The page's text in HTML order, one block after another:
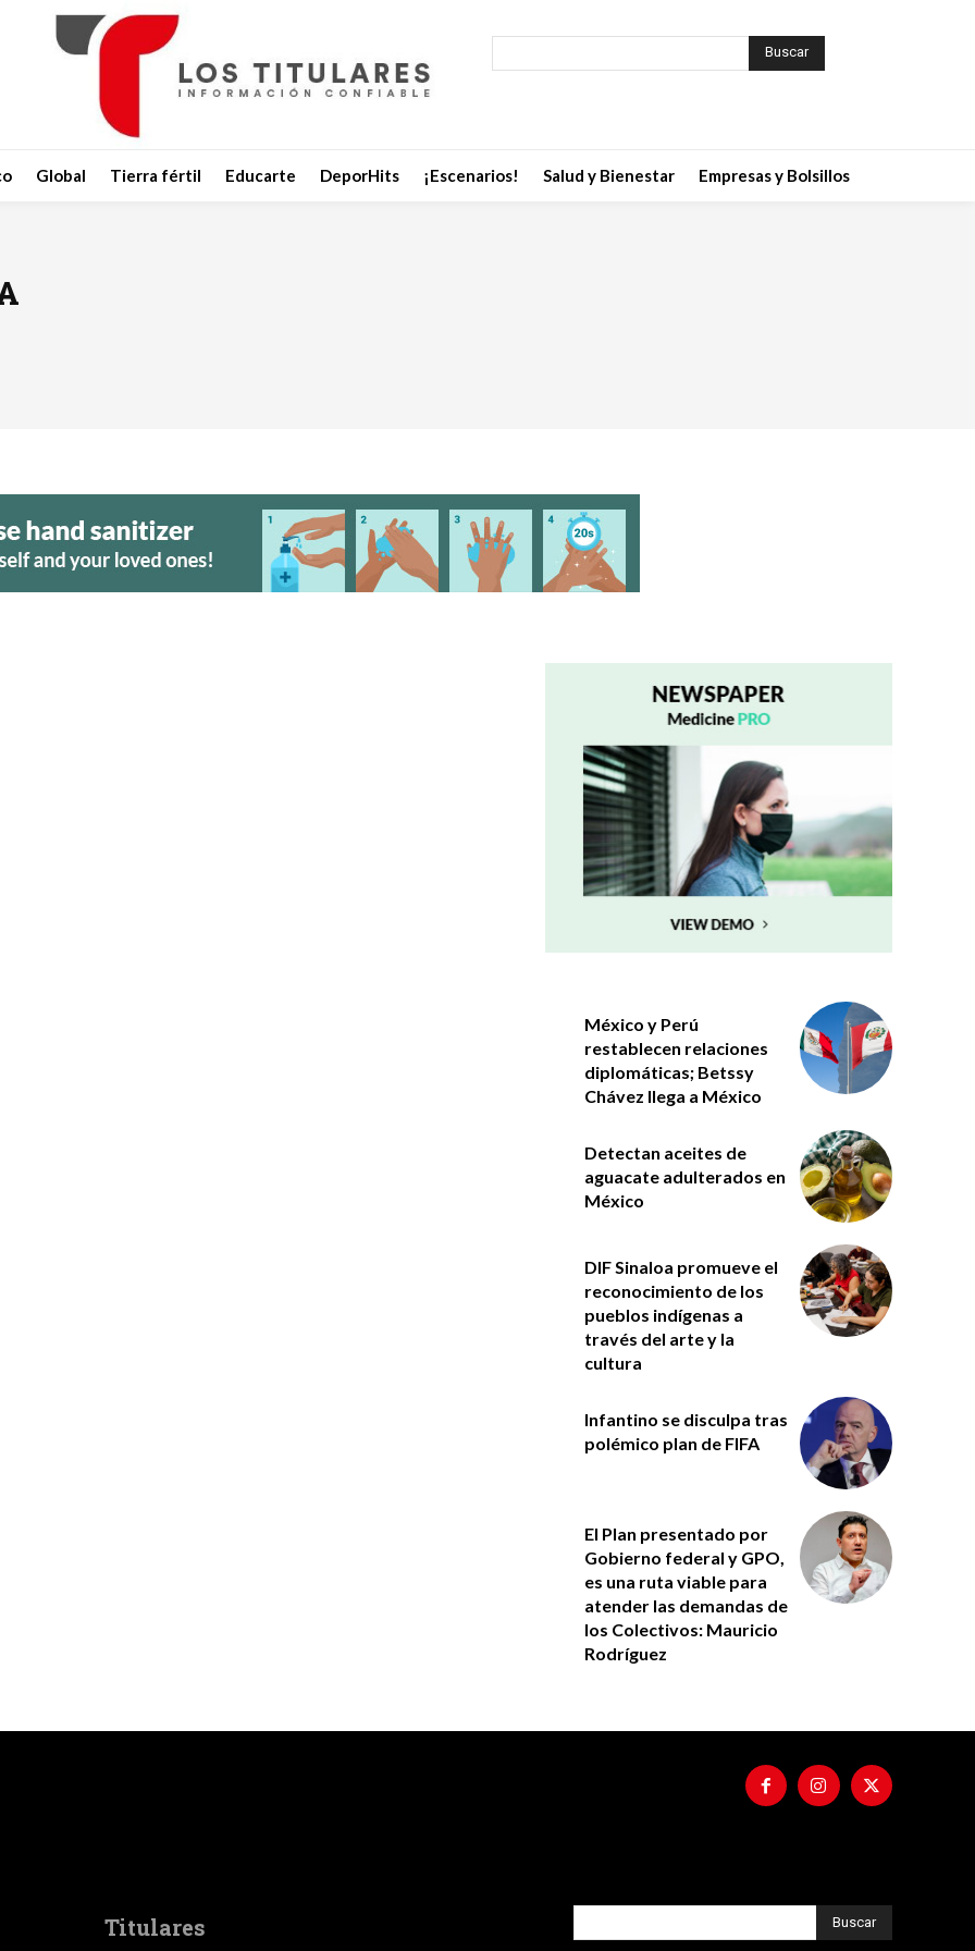
Buscar
Global Tierra fértil Educarte DeporHits ¡Escenarios! Salud y Bienestar Empresas y Bolsillos
México y Perú
restablecen relaciones
diplomáticas; Betssy
Chávez llega a México
Detectan aceites de
aguacate adulterados en
México
DIF Sinaloa promueve el
reconocimiento de los
pueblos indígenas a
través del arte y la
cultura
Infantino se disculpa tras
polémico plan de FIFA
El Plan presentado por
Gobierno federal y GPO,
es una ruta viable para
atender las demandas de
los Colectivos: Mauricio
Rodríguez
Titulares Buscar